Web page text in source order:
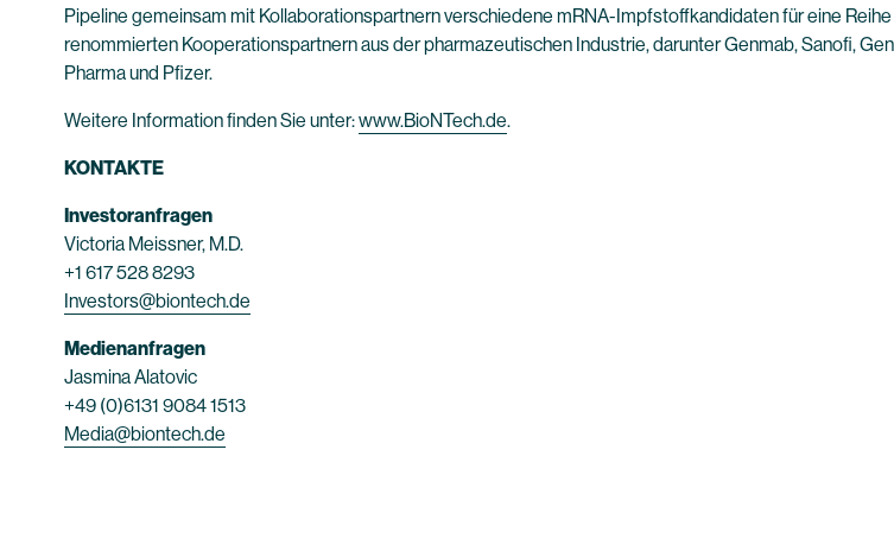
Pipeline gemeinsam mit Kollaborationspartnern verschiedene mRNA-Impfstoffkandidaten für eine
renommierten Kooperationspartnern aus der pharmazeutischen Industrie, darunter Genmab, Sanofi,
Pharma und Pfizer.
Weitere Information finden Sie unter:www.BioNTech.de.
KONTAKTE
Investoranfragen
Victoria Meissner, M.D.
+1 617 528 8293
Investors@biontech.de
Medienanfragen
Jasmina Alatovic
+49 (0)6131 9084 1513
Media@biontech.de